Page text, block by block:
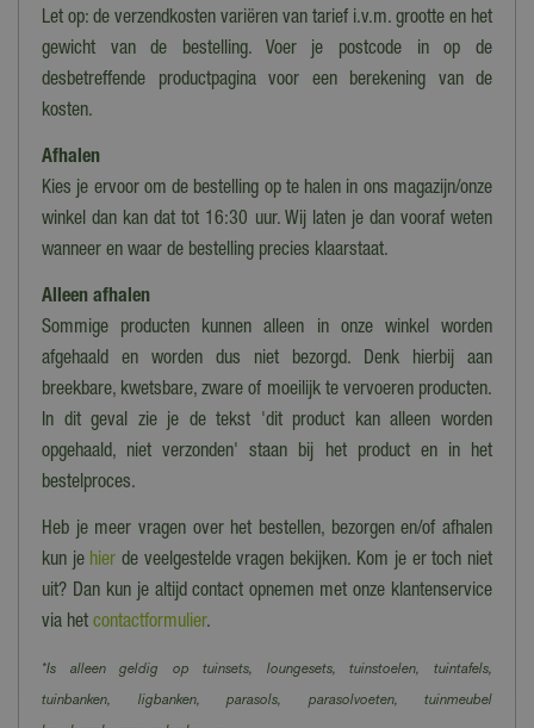
Hoogte
89 cm
Zwart
Materiaal zitting
Te zien in showroom
Ja
Let op: de verzendkosten variëren van tarief i.v.m. grootte en het
gewicht van de bestelling. Voer je postcode in op de
desbetreffende productpagina voor een berekening van de
kosten.
Afhalen
Kies je ervoor om de bestelling op te halen in ons magazijn/onze
winkel dan kan dat tot 16:30 uur. Wij laten je dan vooraf weten
wanneer en waar de bestelling precies klaarstaat.
Alleen afhalen
Sommige producten kunnen alleen in onze winkel worden
afgehaald en worden dus niet bezorgd. Denk hierbij aan
breekbare, kwetsbare, zware of moeilijk te vervoeren producten.
In dit geval zie je de tekst 'dit product kan alleen worden
opgehaald, niet verzonden' staan bij het product en in het
bestelproces.
Heb je meer vragen over het bestellen, bezorgen en/of afhalen
kun je hier de veelgestelde vragen bekijken. Kom je er toch niet
uit? Dan kun je altijd contact opnemen met onze klantenservice
via het contactformulier.
*Is alleen geldig op tuinsets, loungesets, tuinstoelen, tuintafels,
tuinbanken, ligbanken, parasols, parasolvoeten, tuinmeubel